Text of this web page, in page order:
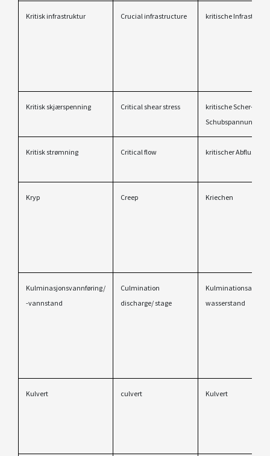
Kritisk infrastruktur Crucial infrastructure kritische
Kritisk skjærspenning Critical shear stress
kritische Scher-/
Schubspannung
Kritisk strømning Critical flow kritischer Abfluss
Kryp Creep Kriechen
Kulminasjonsvannføring/
-vannstand
Culmination
discharge/ stage
wasserstand
Kulvert culvert Kulvert